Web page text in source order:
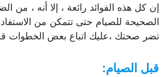
إن كل هذه الفوائد رائعة ، إلا أنه ، من
الصحيحة للصيام حتى تتمكن من
تضر صحتك ،عليك اتباع بعض الخطوات
قبل الصيام: